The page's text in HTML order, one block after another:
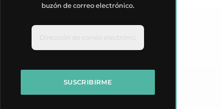
buzón de correo electrónico.